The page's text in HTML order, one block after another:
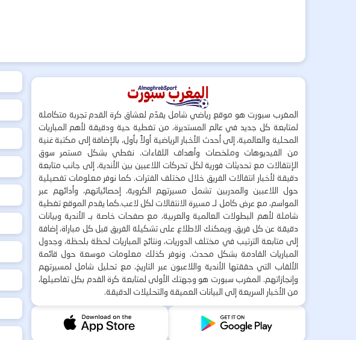
المغرب سبورت هو موقع رياضي شامل يقدّم لعشاق كرة القدم تجربة متكاملة
لمتابعة كل جديد في عالم المستديرة، من تغطية حية ودقيقة لأهم المباريات
المحلية والعالمية، إلى أحدث الأخبار الرياضية أولاً بأول، بالإضافة إلى مكتبة غنية
من الفيديوهات وملخصات وأهداف اللقاءات. نغطي بشكل مستمر سوق
الإنتقالات مع تحديثات فورية لكل تحركات اللاعبين بين الأندية، إلى جانب متابعة
دقيقة لأخبار انتقالات الفريق خلال مختلف الفترات. كما نوفر معلومات تفصيلية
حول اللاعبين والمدربين تشمل مسيرتهم الكروية، إحصائياتهم، وأدائهم عبر
المواسم، مع عرض كامل لـ مسيرة الانتقالات لكل لاعب.كما يقدم الموقع تغطية
شاملة لأهم البطولات العالمية والعربية، مع صفحات خاصة بـ الأندية وبيانات
دقيقة عن كل فريق. ويمكنك الاطلاع على تشكيلة الفريق قبل كل مباراة، إضافة
إلى متابعة الترتيب في مختلف الدوريات، ونتائج المباريات لحظة بلحظة، وجدول
المباريات القادمة بشكل محدث. ونوفر كذلك معلومات موسعة حول قائمة
الألقاب التي حققتها الأندية واللاعبون عبر التاريخ، مع تحليل شامل لمسيرتهم
وإنجازاتهم. المغرب سبورت هو وجهتك الأولى لمتابعة كرة القدم بكل تفاصيلها،
من الأخبار السريعة إلى البيانات العميقة والتحليلات الدقيقة.